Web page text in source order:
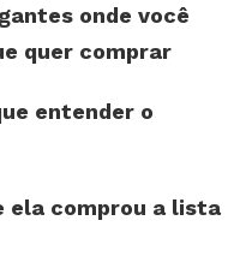
onde você
quer comprar
entender o
ela comprou a lista